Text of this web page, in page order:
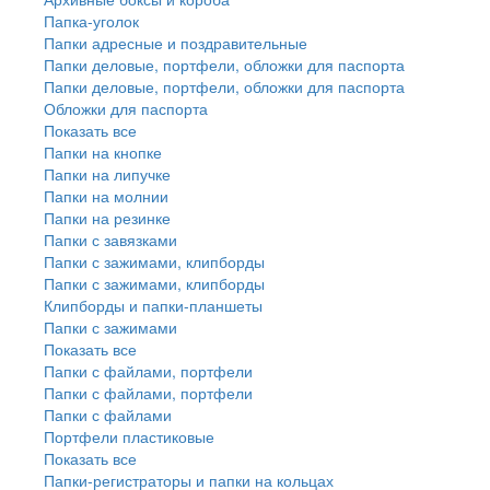
Папка-уголок
Папки адресные и поздравительные
Папки деловые, портфели, обложки для паспорта
Папки деловые, портфели, обложки для паспорта
Обложки для паспорта
Показать все
Папки на кнопке
Папки на липучке
Папки на молнии
Папки на резинке
Папки с завязками
Папки с зажимами, клипборды
Папки с зажимами, клипборды
Клипборды и папки-планшеты
Папки с зажимами
Показать все
Папки с файлами, портфели
Папки с файлами, портфели
Папки с файлами
Портфели пластиковые
Показать все
Папки-регистраторы и папки на кольцах